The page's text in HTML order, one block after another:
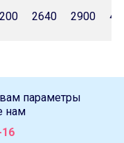
2640 2900
параметры
нам